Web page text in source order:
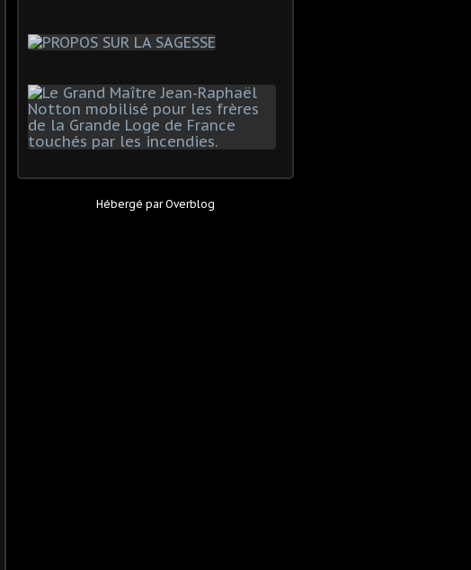
Hébergé parOverblog